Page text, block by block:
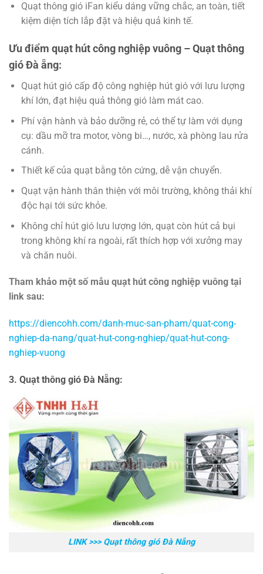
Quạt thông gió iFan kiểu dáng vững chắc, an toàn, tiết
kiệm diện tích lắp đặt và hiệu quả kinh tế.
Ưu điểm quạt hút công nghiệp vuông – Quạt thông
gió Đà ẵng:
Quạt hút gió cấp độ công nghiệp hút gió với lưu lượng
khí lớn, đạt hiệu quả thông gió làm mát cao.
Phí vận hành và bảo dưỡng rẻ, có thể tự làm với dụng
cụ: dầu mỡ tra motor, vòng bi…, nước, xà phòng lau rửa
cánh.
Thiết kế của quạt bằng tôn cứng, dễ vận chuyển.
Quạt vận hành thân thiện với môi trường, không thải khí
độc hại tới sức khỏe.
Không chỉ hút gió lưu lượng lớn, quạt còn hút cả bụi
trong không khí ra ngoài, rất thích hợp với xưởng may
và chăn nuôi.
Tham khảo một số mẫu quạt hút công nghiệp vuông tại
link sau:
https://diencohh.com/danh-muc-san-pham/quat-cong-
nghiep-da-nang/quat-hut-cong-nghiep/quat-hut-cong-
nghiep-vuong
3. Quạt thông gió Đà Nẵng:
LINK >>> Quạt thông gió Đà Nẵng